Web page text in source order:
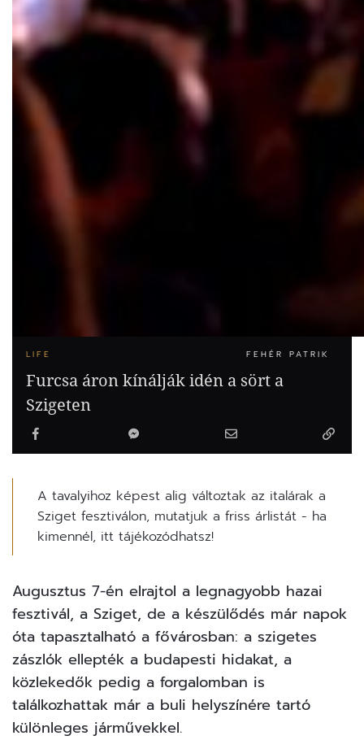
LIFE FEHÉR PATRIK
Furcsa áron kínálják idén a sört a
Szigeten
A tavalyihoz képest alig változtak az italárak a
Sziget fesztiválon, mutatjuk a friss árlistát - ha
kimennél, itt tájékozódhatsz!
Augusztus 7-én elrajtol a legnagyobb hazai
fesztivál, a Sziget, de a készülődés már napok
óta tapasztalható a fővárosban: a szigetes
zászlók ellepték a budapesti hidakat, a
közlekedők pedig a forgalomban is
találkozhattak már a buli helyszínére tartó
különleges járművekkel.